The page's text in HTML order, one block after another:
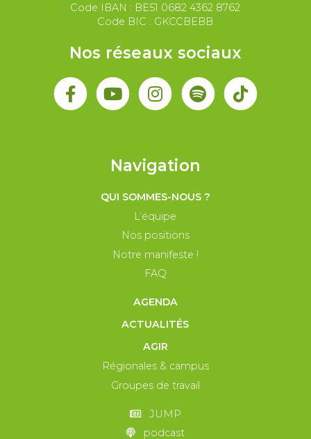
Code IBAN : BE51 0682 4362 8762
Code BIC : GKCCBEBB
Nos réseaux sociaux
Navigation
QUI SOMMES-NOUS ?
L’équipe
Nos positions
Notre manifeste !
FAQ
AGENDA
ACTUALITÉS
AGIR
Régionales & campus
Groupes de travail
JUMP
podcast